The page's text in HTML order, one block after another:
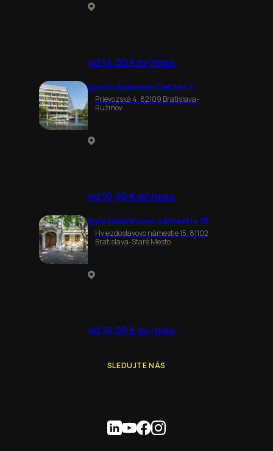
od 14,00 € m²/mes.
Apollo Business Center II
Prievozská 4, 82109 Bratislava-
Ružinov
od 10,90 € m²/mes.
Hviezdoslavovo námestie 15
Hviezdoslavovo námestie 15, 81102
Bratislava-Staré Mesto
od 10,00 € m²/mes.
SLEDUJTE NÁS